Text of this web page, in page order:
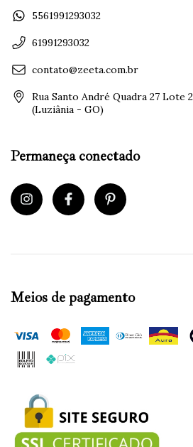
5561991293032
61991293032
contato@zeeta.com.br
Rua Santo André Quadra 27 Lote
(Luziânia - GO)
Permaneça conectado
Meios de pagamento